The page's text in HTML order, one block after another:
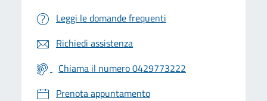
Leggi le domande frequenti
Richiedi assistenza
Chiama il numero 0429773222
Prenota appuntamento